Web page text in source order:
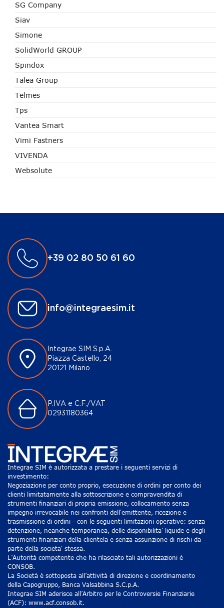
SG Company
Siav
Simone
SolidWorld GROUP
Spindox
Talea Group
Telmes
Tps
Vantea Smart
Vimi Fastners
VIVENDA
Websolute
+39 02 80 50 61 60
info@integraesim.it
Integrae SIM S.p.A.
Piazza Castello, 24
20121 Milano
P.IVA e C.F./VAT
02931180364
Integrae SIM è autorizzata a prestare i seguenti servizi di
investimento:
Negoziazione per conto proprio, esecuzione di ordini per conto dei
clienti limitatamente alla sottoscrizione e compravendita di
strumenti finanziari di propria emissione, collocamento senza
impegno irrevocabile nei confronti dell'emittente, ricezione e
trasmissione di ordini - con le seguenti limitazioni operative: senza
detenzione, neanche temporanea, delle disponibilita' liquide e degli
strumenti finanziari della clientela e senza assunzione di rischi da
parte della societa' stessa.
L’Autorità competente che ha rilasciato tali autorizzazioni è
CONSOB.
La Società è sottoposta all’attività di direzione e coordinamento
della Capogruppo, Banca Valsabbina S.C.p.A.
Integrae SIM aderisce all’Arbitro per le Controversie Finanziarie
(ACF): www.acf.consob.it.